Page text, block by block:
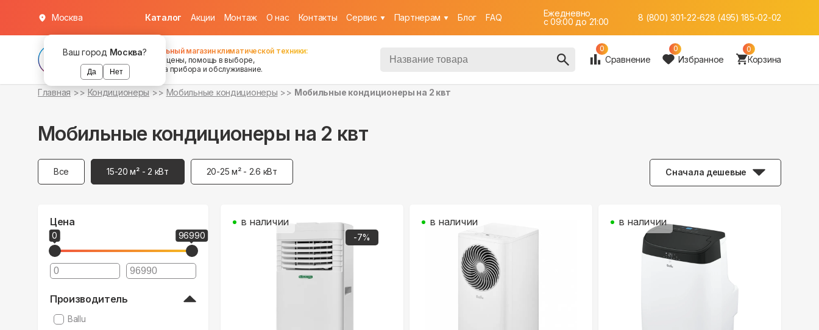
Ваш город Москва?
Да Нет
Москва Каталог Акции Монтаж О нас Контакты Cервис Партнерам Блог FAQ
Ежедневно
c 09:00 до 21:00
8 (800) 301-22-628 (495) 185-02-02
Федеральный магазин климатической техники:
хорошие цены, помощь в выборе,
установка прибора и обслуживание.
0
Сравнение
0
Избранное
0
Корзина
Главная Кондиционеры Мобильные кондиционеры Мобильные кондиционеры на 2 квт
Мобильные кондиционеры на 2 квт
Все 15-20 м² - 2 кВт 20-25 м² - 2.6 кВт Сначала дешевые
Цена
0 96990
Производитель
Ballu
-7%
в наличии в наличии в наличии